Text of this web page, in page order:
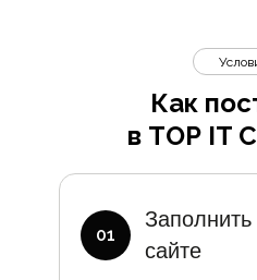
Заполнить
сайте
Как
в TOP IT
01